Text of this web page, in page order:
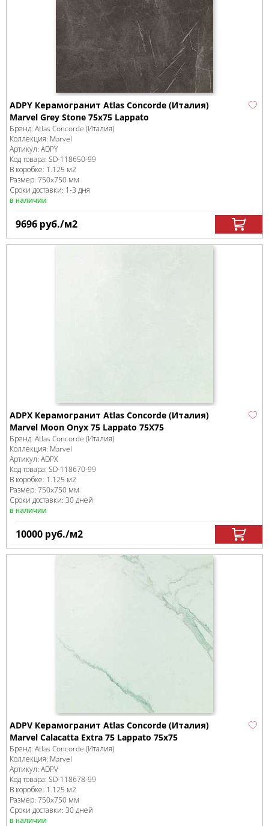
ADPY Керамогранит Atlas Concorde (Италия)
Marvel Grey Stone 75х75 Lappato
Бренд: Atlas Concorde (Италия)
Коллекция: Marvel
Артикул: ADPY
Код товара: SD-118650-99
В коробке: 1.125 м2
Размер: 750x750 мм
Сроки доставки: 1-3 дня
в наличии
9696 руб./м2
ADPX Керамогранит Atlas Concorde (Италия)
Marvel Moon Onyx 75 Lappato 75X75
Бренд: Atlas Concorde (Италия)
Коллекция: Marvel
Артикул: ADPX
Код товара: SD-118670-99
В коробке: 1.125 м2
Размер: 750x750 мм
Сроки доставки: 30 дней
в наличии
10000 руб./м2
ADPV Керамогранит Atlas Concorde (Италия)
Marvel Calacatta Extra 75 Lappato 75x75
Бренд: Atlas Concorde (Италия)
Коллекция: Marvel
Артикул: ADPV
Код товара: SD-118678-99
В коробке: 1.125 м2
Размер: 750x750 мм
Сроки доставки: 30 дней
в наличии